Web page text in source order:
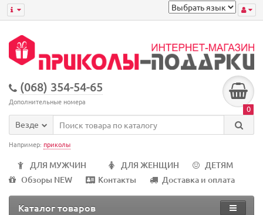
(068) 354-54-65
Дополнительные номера
0
Везде
Например: приколы
ДЛЯ МУЖЧИН ДЛЯ ЖЕНЩИН
ДЕТЯМ
Обзоры NEW
Контакты Доставка и оплата
Каталог товаров